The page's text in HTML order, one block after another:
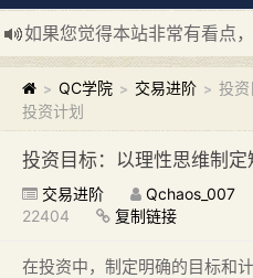
> QC学院 > 交易进阶 > 投资
投资计划
投资目标：以理性思维制定
交易进阶 Qchaos_007
22404
复制链接
在投资中，制定明确的目标和